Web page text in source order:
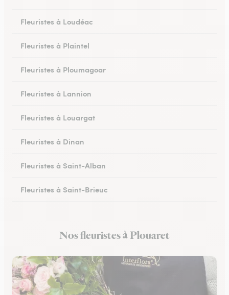
Fleuristes à Loudéac
Fleuristes à Plaintel
Fleuristes à Ploumagoar
Fleuristes à Lannion
Fleuristes à Louargat
Fleuristes à Dinan
Fleuristes à Saint-Alban
Fleuristes à Saint-Brieuc
Fleuristes à PlérinNos fleuristes à Plouaret